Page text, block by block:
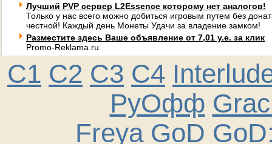
Лучший PVP сервер L2Essence которому нет аналогов!
Только у нас всего можно добиться игровым путем без
честной! Каждый день Монеты Удачи за владение замком!
Разместите здесь Ваше объявление от 7,01 у.е. за клик
Promo-Reklama.ru
C1 C2 C3 C4
РуОфф
Freya GoD